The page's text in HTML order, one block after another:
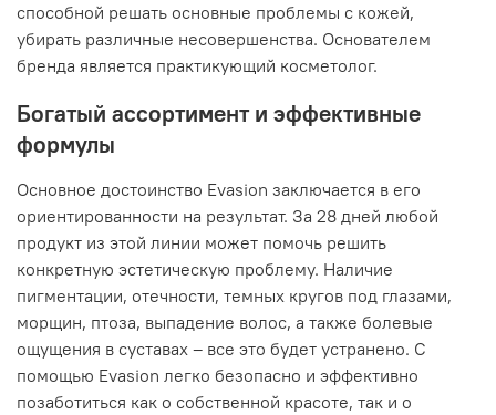
способной решать основные проблемы с кожей,
убирать различные несовершенства. Основателем
бренда является практикующий косметолог.
Богатый ассортимент и эффективные
формулы
Основное достоинство Evasion заключается в его
ориентированности на результат. За 28 дней любой
продукт из этой линии может помочь решить
конкретную эстетическую проблему. Наличие
пигментации, отечности, темных кругов под глазами,
морщин, птоза, выпадение волос, а также болевые
ощущения в суставах – все это будет устранено. С
помощью Evasion легко безопасно и эффективно
позаботиться как о собственной красоте, так и о